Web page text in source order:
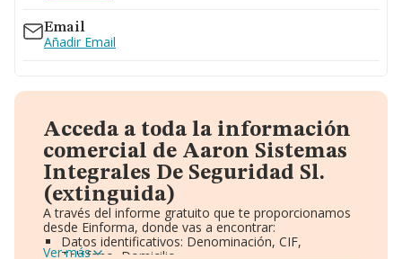
Email
Añadir Email
Acceda a toda la información
comercial de Aaron Sistemas
Integrales De Seguridad Sl.
(extinguida)
A través del informe gratuito que te proporcionamos
desde Einforma, donde vas a encontrar:
Datos identificativos: Denominación, CIF,
Ver más